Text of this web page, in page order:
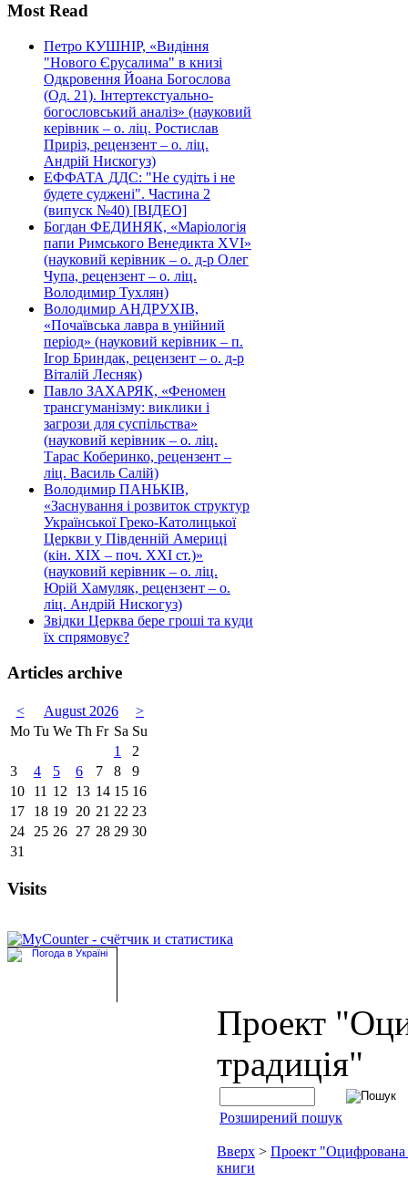
Most Read
Петро КУШНІР, «Видіння
"Нового Єрусалима" в книзі
Одкровення Йоана Богослова
(Од. 21). Інтертекстуально-
богословський аналіз» (науковий
керівник – о. ліц. Ростислав
Приріз, рецензент – о. ліц.
Андрій Нискогуз)
ЕФФАТА ДДС: "Не судіть і не
будете суджені". Частина 2
(випуск №40) [ВІДЕО]
Богдан ФЕДИНЯК, «Маріологія
папи Римського Венедикта XVI»
(науковий керівник – о. д-р Олег
Чупа, рецензент – о. ліц.
Володимир Тухлян)
Володимир АНДРУХІВ,
«Почаївська лавра в унійний
період» (науковий керівник – п.
Ігор Бриндак, рецензент – о. д-р
Віталій Лесняк)
Павло ЗАХАРЯК, «Феномен
трансгуманізму: виклики і
загрози для суспільства»
(науковий керівник – о. ліц.
Тарас Коберинко, рецензент –
ліц. Василь Салій)
Володимир ПАНЬКІВ,
«Заснування і розвиток структур
Української Греко-Католицької
Церкви у Південній Америці
(кін. ХІХ – поч. ХХІ ст.)»
(науковий керівник – о. ліц.
Юрій Хамуляк, рецензент – о.
ліц. Андрій Нискогуз)
Звідки Церква бере гроші та куди
їх спрямовує?
Articles archive
< August 2026
>
Mo Tu We Th Fr Sa Su
1
2
3
4 5 6 7 8
9
10
11 12 13 14 15 16
17
18 19 20 21 22 23
24
25 26 27 28 29 30
31
Visits
Проект
традиція"
Розширений пошук
Вверх > Проект
книги